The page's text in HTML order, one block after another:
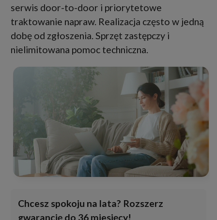
serwis door-to-door i priorytetowe
traktowanie napraw. Realizacja często w jedną
dobę od zgłoszenia. Sprzęt zastępczy i
nielimitowana pomoc techniczna.
Chcesz spokoju na lata? Rozszerz
gwarancję do 36 miesięcy!